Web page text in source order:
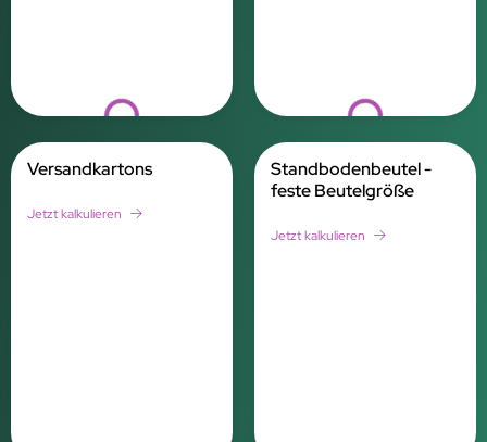
Loading... Loading...
Versandkartons
Jetzt kalkulieren
Standbodenbeutel -
feste Beutelgröße
Jetzt kalkulieren